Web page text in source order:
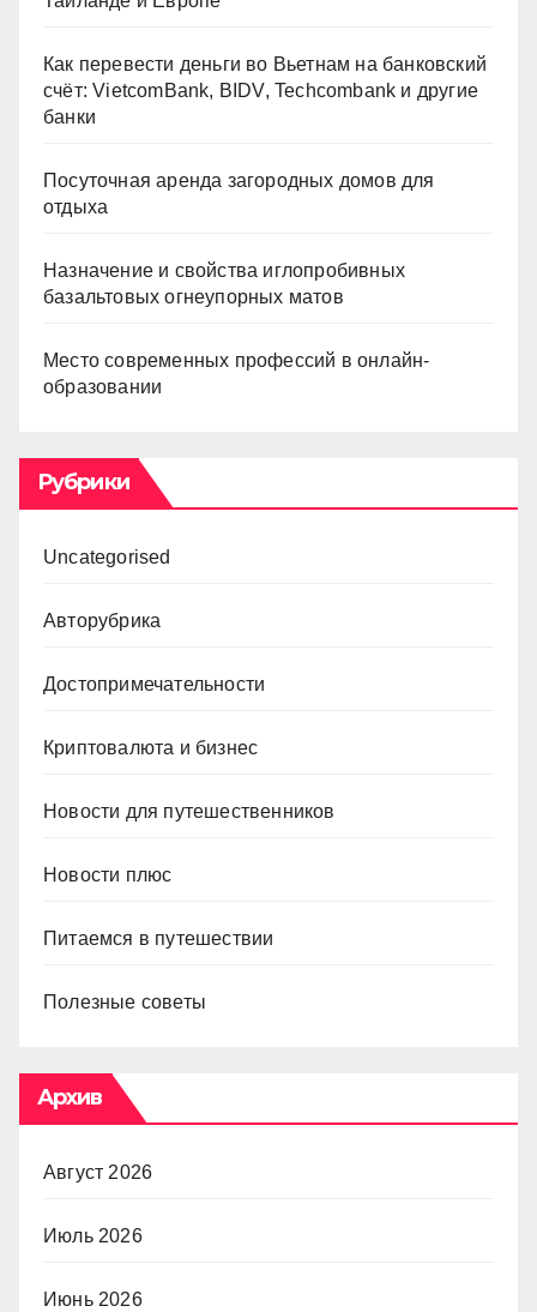
Как перевести деньги во Вьетнам на банковский
счёт: VietcomBank, BIDV, Techcombank и другие
банки
Посуточная аренда загородных домов для
отдыха
Назначение и свойства иглопробивных
базальтовых огнеупорных матов
Место современных профессий в онлайн-
образовании
Рубрики
Uncategorised
Авторубрика
Достопримечательности
Криптовалюта и бизнес
Новости для путешественников
Новости плюс
Питаемся в путешествии
Полезные советы
Архив
Август 2026
Июль 2026
Июнь 2026